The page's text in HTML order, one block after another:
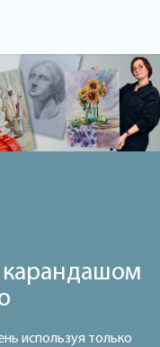
используя только